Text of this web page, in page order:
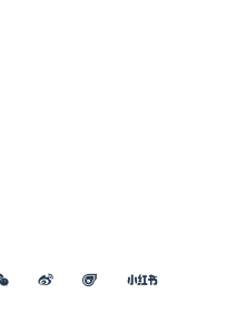
微信 微博 飞猪 小红书